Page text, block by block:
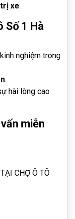
xe.
Số 1 Hà
nghiệm trong
.
hài lòng cao
miễn
CHỢ Ô TÔ